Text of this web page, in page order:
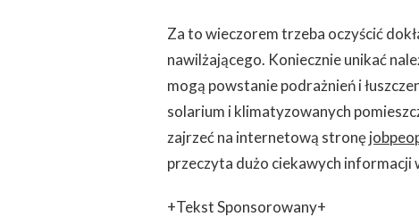
Za to wieczorem trzeba oczyścić
nawilżającego. Koniecznie unikać
mogą powstanie podrażnień i
solarium i klimatyzowanych
zajrzeć na internetową stronę
przeczyta dużo ciekawych informacji
+Tekst Sponsorowany+